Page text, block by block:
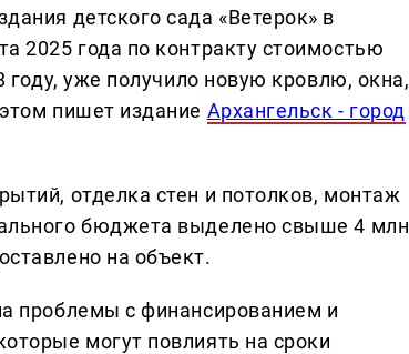
детского сада «Ветерок» в
2025 года по контракту стоимостью
уже получило новую кровлю, окна,
пишет издание Архангельск - город
отделка стен и потолков, монтаж
бюджета выделено свыше 4 млн
на объект.
проблемы с финансированием и
могут повлиять на сроки